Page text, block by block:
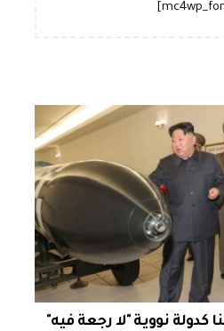
كدولة نووية "لا رجعة فيه"